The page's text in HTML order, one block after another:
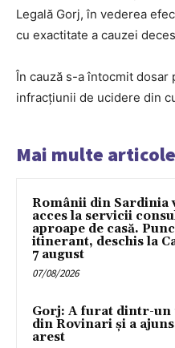
Legală Gorj, în vederea
cu exactitate a cauzei
În cauză s-a întocmit dosar
infracțiunii de ucidere din
Mai multe articole
Românii din Sardinia
acces la servicii
aproape de casă.
itinerant, deschis la
7 august
07/08/2026
Gorj: A furat dintr-un
din Rovinari și a
arest